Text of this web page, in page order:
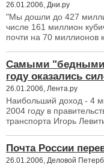
26.01.2006, Дни.ру
"Мы дошли до 427
числе 161 миллион
почти на 70 миллионов
Самыми "бедными"
году оказались
26.01.2006, Лента.ру
Наибольший доход - 4
2004 году в
транспорта Игорь
Почта России
26.01.2006, Деловой